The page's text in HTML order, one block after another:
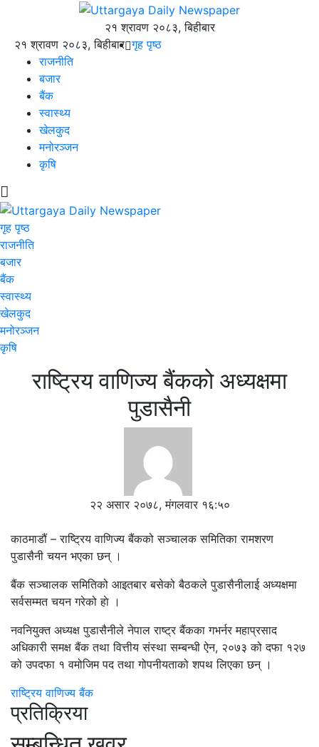
२१ श्रावण २०८३, बिहीबार
२१ श्रावण २०८३, बिहीबार गृह पृष्ठ
राजनीति
बजार
बैंक
स्वास्थ्य
खेलकुद
मनोरञ्जन
कृषि
गृह पृष्ठ
राजनीति
बजार
बैंक
स्वास्थ्य
खेलकुद
मनोरञ्जन
कृषि
राष्ट्रिय वाणिज्य बैंकको अध्यक्षमा
पुडासैनी
२२ असार २०७८, मंगलवार १६:५०
काठमाडौं – राष्ट्रिय वाणिज्य बैंकको सञ्चालक समितिका रामशरण
पुडासैनी चयन भएका छन् ।
बैंक सञ्चालक समितिको आइतबार बसेको बैठकले पुडासैनीलाई अध्यक्षमा
सर्वसम्मत चयन गरेको हाे ।
नवनियुक्त अध्यक्ष पुडासैनीले नेपाल राष्ट्र बैंकका गभर्नर महाप्रसाद
अधिकारी समक्ष बैंक तथा वित्तीय संस्था सम्बन्धी ऐन, २०७३ को दफा १२७
को उपदफा १ वमोजिम पद तथा गोपनीयताको शपथ लिएका छन् ।
राष्ट्रिय वाणिज्य बैंक
प्रतिक्रिया